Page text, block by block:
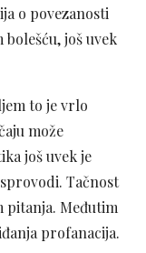
o povezanosti
još uvek
to je vrlo
može
još uvek je
Tačnost
pitanja. Međutim
profanacija.